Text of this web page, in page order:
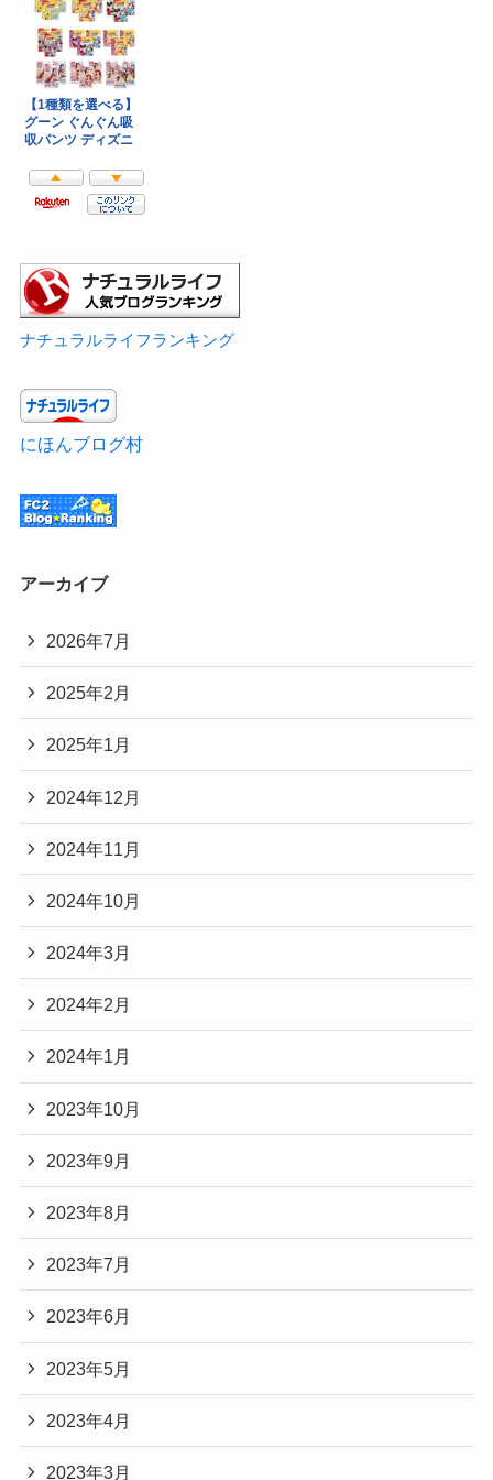
ナチュラルライフランキング
にほんブログ村
アーカイブ
2026年7月
2025年2月
2025年1月
2024年12月
2024年11月
2024年10月
2024年3月
2024年2月
2024年1月
2023年10月
2023年9月
2023年8月
2023年7月
2023年6月
2023年5月
2023年4月
2023年3月